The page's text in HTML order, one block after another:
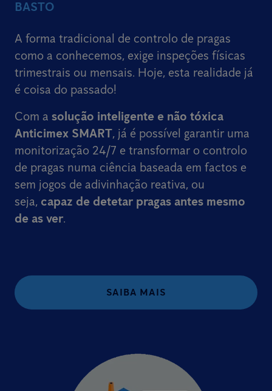
BASTO
A forma tradicional de controlo de pragas
como a conhecemos, exige inspeções físicas
trimestrais ou mensais. Hoje, esta realidade já
é coisa do passado!
Com a solução inteligente e não tóxica
Anticimex SMART, já é possível garantir uma
monitorização 24/7 e transformar o controlo
de pragas numa ciência baseada em factos e
sem jogos de adivinhação reativa, ou
seja, capaz de detetar pragas antes mesmo
de as ver.
SAIBA MAIS